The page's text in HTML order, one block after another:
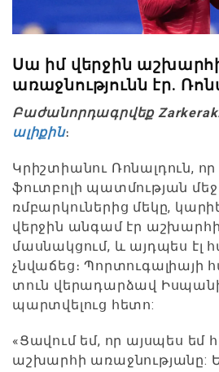
Սա իմ վերջին
առաջնությունն էր.
Բաժանորդագրվեք
ալիքին։
Կրիշտիանու Ռոնալդուն,
ֆուտբոլի պատմության
ռմբարկուներից մեկը,
վերջին անգամ էր
մասնակցում, և այդպես էլ
չնվաճեց։
տուն վերադարձավ
պարտվելուց հետո:
«Ցավում եմ, որ այսպես եմ
աշխարհի առաջնությանը: